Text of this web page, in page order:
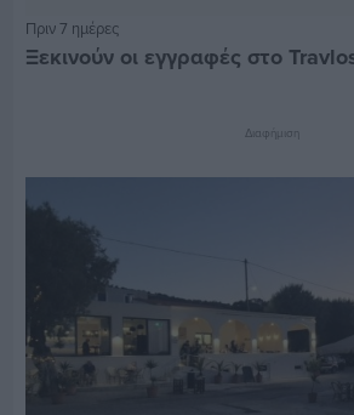
Πριν 7 ημέρες
Ξεκινούν οι εγγραφές στο
Διαφήμιση